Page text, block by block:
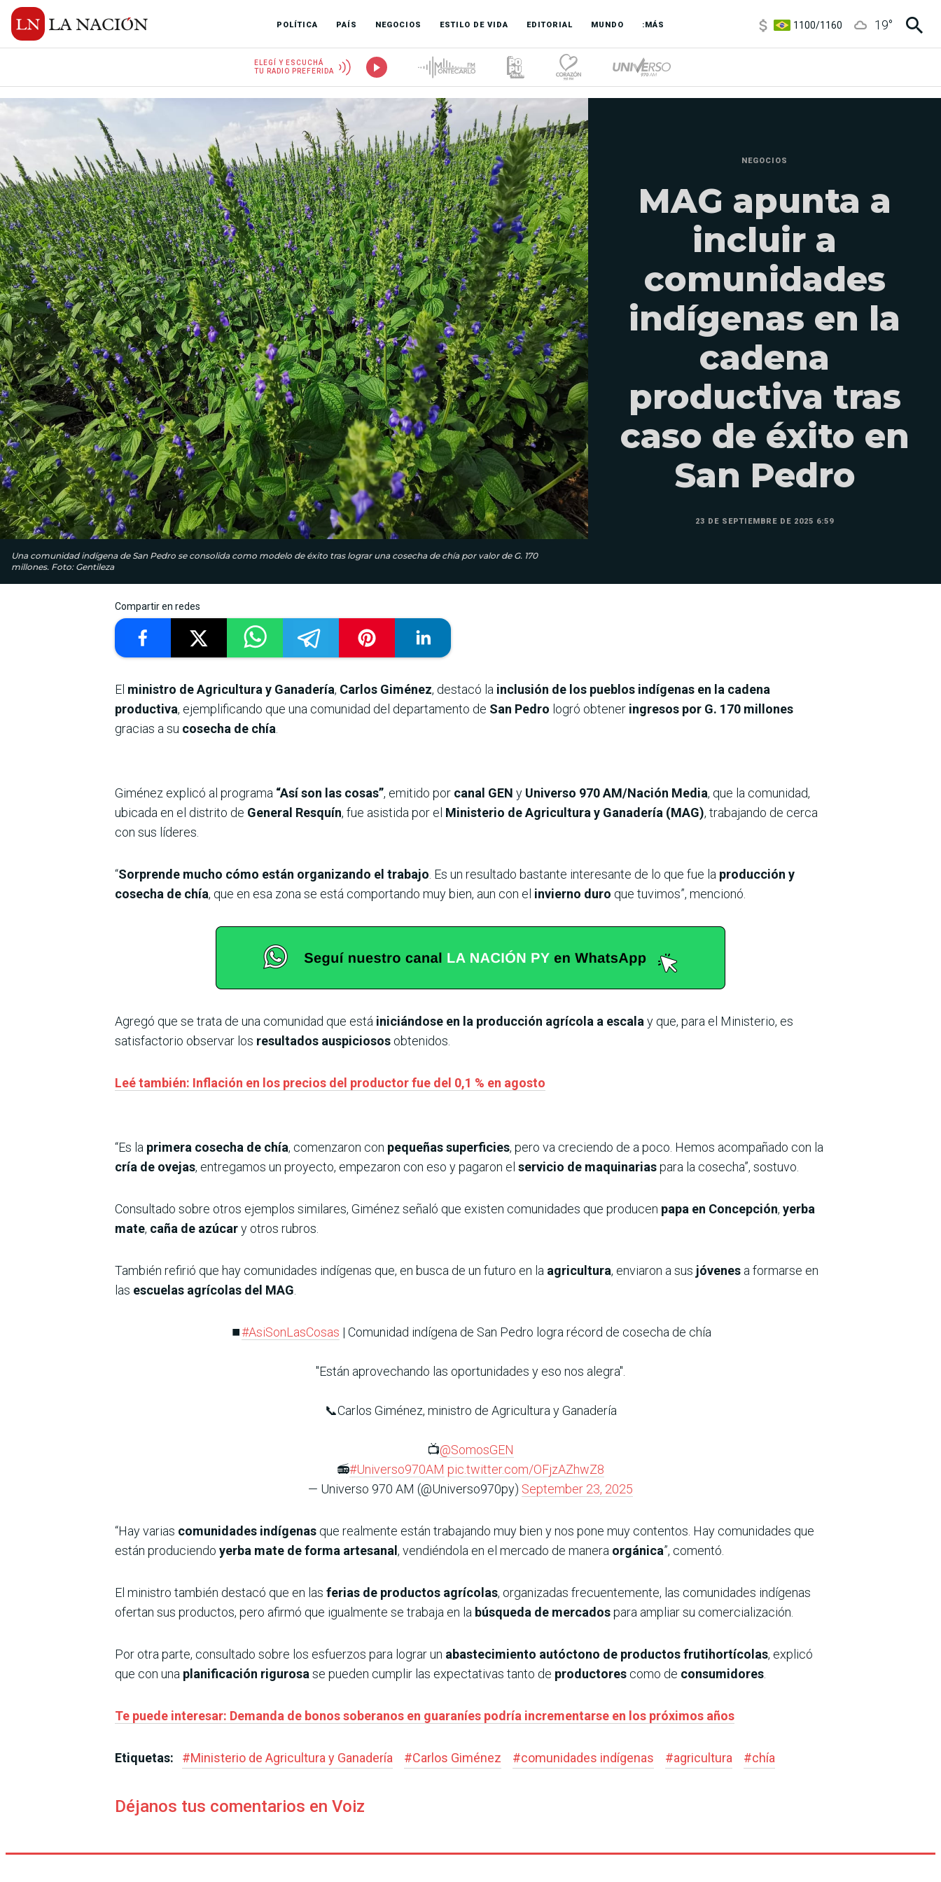
POLÍTICA PAÍS NEGOCIOS ESTILO DE VIDA EDITORIAL MUNDO :MÁS
3,8/4
19°
ELEGÍ Y ESCUCHÁ
TU RADIO PREFERIDA
Una comunidad indígena de San Pedro se consolida como modelo de éxito tras lograr una cosecha de chía por valor de G. 170
millones. Foto: Gentileza
NEGOCIOS
MAG apunta a
incluir a
comunidades
indígenas en la
cadena
productiva tras
caso de éxito en
San Pedro
23 DE SEPTIEMBRE DE 2025 6:59
Compartir en redes
El ministro de Agricultura y Ganadería, Carlos Giménez, destacó la inclusión de los pueblos indígenas en la cadena
productiva, ejemplificando que una comunidad del departamento de San Pedro logró obtener ingresos por G. 170 millones
gracias a su cosecha de chía
Giménez explicó al programa “Así son las cosas”, emitido por canal GEN y Universo 970 AM/Nación Media, que la comunidad,
ubicada en el distrito de General Resquín, fue asistida por el Ministerio de Agricultura y Ganadería (MAG), trabajando de cerca
con sus líderes.
“Sorprende mucho cómo están organizando el trabajo . Es un resultado bastante interesante de lo que fue la producción y
cosecha de chía, que en esa zona se está comportando muy bien, aun con el invierno duro que tuvimos”, mencionó.
Agregó que se trata de una comunidad que está iniciándose en la producción agrícola a escala y que, para el Ministerio, es
satisfactorio observar los resultados auspiciosos obtenidos.
Leé también: Inflación en los precios del productor fue del 0,1 % en agosto
“Es la primera cosecha de chía, comenzaron con pequeñas superficies, pero va creciendo de a poco. Hemos acompañado con la
cría de ovejas, entregamos un proyecto, empezaron con eso y pagaron el servicio de maquinariaspara la cosecha”, sostuvo.
Consultado sobre otros ejemplos similares, Giménez señaló que existen comunidades que producen papa en Concepción, yerba
mate, caña de azúcary otros rubros.
También refirió que hay comunidades indígenas que, en busca de un futuro en la agricultura, enviaron a sus jóvenes a formarse en
las escuelas agrícolas del MAG
⏹️#AsiSonLasCosas | Comunidad indígena de San Pedro logra récord de cosecha de chía
"Están aprovechando las oportunidades y eso nos alegra".
📞Carlos Giménez, ministro de Agricultura y Ganadería
📺@SomosGEN
📻#Universo970AM pic.twitter.com/OFjzAZhwZ8
— Universo 970 AM (@Universo970py) September 23, 2025
“Hay varias comunidades indígenas que realmente están trabajando muy bien y nos pone muy contentos. Hay comunidades que
están produciendo yerba mate de forma artesanal , vendiéndola en el mercado de manera orgánica”, comentó.
El ministro también destacó que en las ferias de productos agrícolas, organizadas frecuentemente, las comunidades indígenas
ofertan sus productos, pero afirmó que igualmente se trabaja en la búsqueda de mercadospara ampliar su comercialización.
Por otra parte, consultado sobre los esfuerzos para lograr un abastecimiento autóctono de productos frutihortícolas, explicó
que con una planificación rigurosa se pueden cumplir las expectativas tanto de productores como de consumidores
Te puede interesar: Demanda de bonos soberanos en guaraníes podría incrementarse en los próximos años
Etiquetas: #Ministerio de Agricultura y Ganadería #Carlos Giménez #comunidades indígenas #agricultura #chía
Déjanos tus comentarios en Voiz